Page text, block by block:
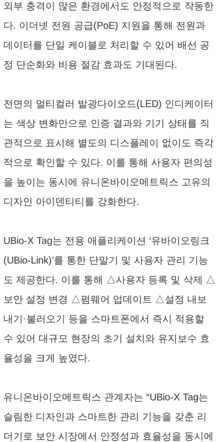
외부 충격이 많은 환경에서도 안정적으로 작동한
다. 이더넷 전원 공급(PoE) 지원을 통해 전원과
데이터를 단일 케이블로 처리할 수 있어 배선 공
정 단순화와 비용 절감 효과도 기대된다.
전면의 멀티컬러 발광다이오드(LED) 인디케이터
는 색상 변화만으로 인증 결과와 기기 상태를 직
관적으로 표시해 별도의 디스플레이 없이도 즉각
적으로 확인할 수 있다. 이를 통해 사용자 편의성
을 높이는 동시에 유니온바이오메트릭스 고유의
디자인 아이덴티티를 강화한다.
UBio-X Tag는 전용 애플리케이션 ‘유바이오링크
(UBio-Link)’를 통한 단말기 및 사용자 관리 기능
도 제공한다. 이를 통해 △사용자 등록 및 삭제 △
보안 설정 변경 △펌웨어 업데이트 △설정 내보
내기·불러오기 등을 스마트폰에서 즉시 적용할
수 있어 대규모 현장의 초기 설치와 유지보수 효
율성을 크게 높였다.
유니온바이오메트릭스 관계자는 “UBio-X Tag는
슬림한 디자인과 스마트한 관리 기능을 갖춘 리
더기로 보안 시장에서 안정성과 효율성을 동시에